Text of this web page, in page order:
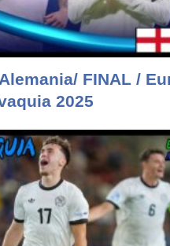
FINAL /
2025